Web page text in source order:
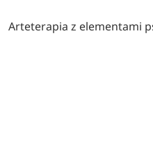
Arteterapia z elementami